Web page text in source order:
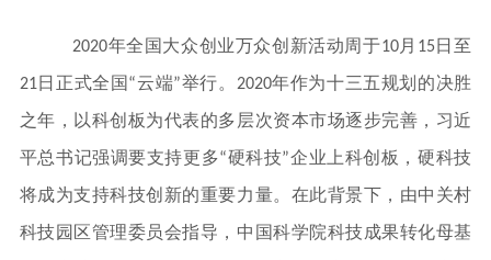
2020年全国大众创业万众创新活动周于10月15日至
21日正式全国“云端”举行。2020年作为十三五规划的决胜
之年，以科创板为代表的多层次资本市场逐步完善，习近
平总书记强调要支持更多“硬科技”企业上科创板，硬科技
将成为支持科技创新的重要力量。在此背景下，由中关村
科技园区管理委员会指导，中国科学院科技成果转化母基